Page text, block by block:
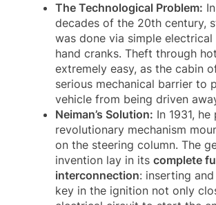
The Technological Problem:
decades of the 20th century,
was done via simple
hand cranks. Theft through
extremely easy, as the cabin
serious mechanical barrier to
vehicle from being driven
Neiman’s Solution: In 1931,
revolutionary mechanism
on the steering column. The
invention lay in its complete
interconnection: inserting
key in the ignition not only